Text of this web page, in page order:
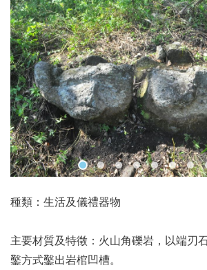
種類：生活及儀禮器物
主要材質及特徵：火山角礫岩，以端刃
鑿方式鑿出岩棺凹槽。